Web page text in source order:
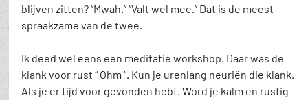
blijven zitten? “Mwah.” “Valt wel mee.” Dat is de meest
spraakzame van de twee.
Ik deed wel eens een meditatie workshop. Daar was de
klank voor rust “ Ohm “. Kun je urenlang neuriën die klank.
Als je er tijd voor gevonden hebt. Word je kalm en rustig